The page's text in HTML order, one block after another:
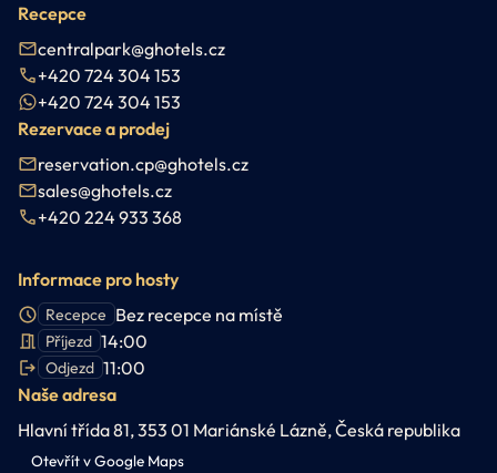
Recepce
centralpark@ghotels.cz
+420 724 304 153
+420 724 304 153
Rezervace a prodej
reservation.cp@ghotels.cz
sales@ghotels.cz
+420 224 933 368
Informace pro hosty
Recepce Bez recepce na místě
Příjezd 14:00
Odjezd 11:00
Naše adresa
Hlavní třída 81, 353 01 Mariánské Lázně, Česká republika
Otevřít v Google Maps